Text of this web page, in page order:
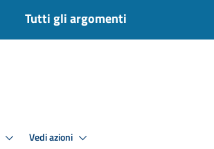
Tutti gli argomenti
Vedi azioni